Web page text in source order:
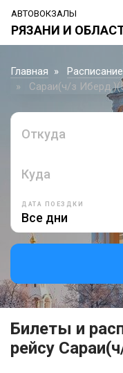
АВТОВОКЗАЛЫ
РЯЗАНИ И
Главная
Сараи(ч/з
Откуда
Куда
ДАТА ПОЕЗДКИ
Билеты и
рейсу